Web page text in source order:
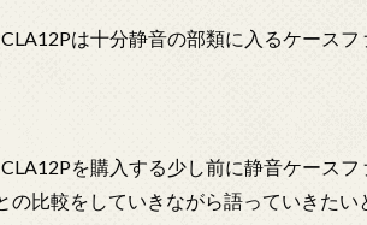
は十分静音の部類に入るケースフ
を購入する少し前に静音ケース
の比較をしていきながら語っていきたい